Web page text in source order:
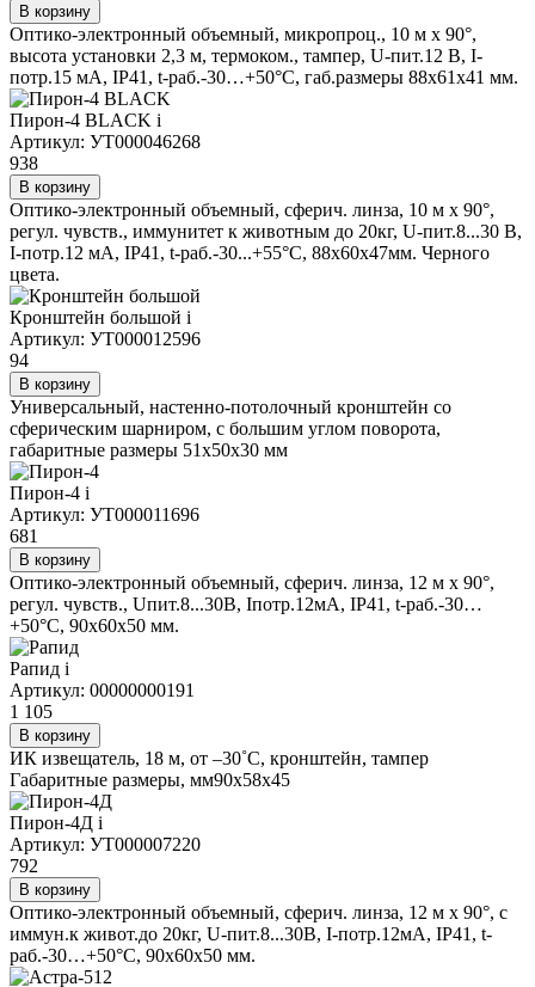
В корзину
Оптико-электронный объемный, микропроц., 10 м х 90°,
высота установки 2,3 м, термоком., тампер, U-пит.12 В, I-
потр.15 мА, IP41, t-раб.-30…+50°С, габ.размеры 88х61х41 мм.
Пирон-4 BLACK i
Артикул: УТ000046268
938
В корзину
Оптико-электронный объемный, сферич. линза, 10 м х 90°,
регул. чувств., иммунитет к животным до 20кг, U-пит.8...30 В,
I-потр.12 мА, IP41, t-раб.-30...+55°С, 88х60х47мм. Черного
цвета.
Кронштейн большой i
Артикул: УТ000012596
94
В корзину
Универсальный, настенно-потолочный кронштейн со
сферическим шарниром, с большим углом поворота,
габаритные размеры 51х50х30 мм
Пирон-4 i
Артикул: УТ000011696
681
В корзину
Оптико-электронный объемный, сферич. линза, 12 м х 90°,
регул. чувств., Uпит.8...30В, Iпотр.12мА, IP41, t-раб.-30…
+50°С, 90х60х50 мм.
Рапид i
Артикул: 00000000191
1 105
В корзину
ИК извещатель, 18 м, от –30˚С, кронштейн, тампер
Габаритные размеры, мм90х58х45
Пирон-4Д i
Артикул: УТ000007220
792
В корзину
Оптико-электронный объемный, сферич. линза, 12 м х 90°, с
иммун.к живот.до 20кг, U-пит.8...30В, I-потр.12мА, IP41, t-
раб.-30…+50°C, 90х60х50 мм.